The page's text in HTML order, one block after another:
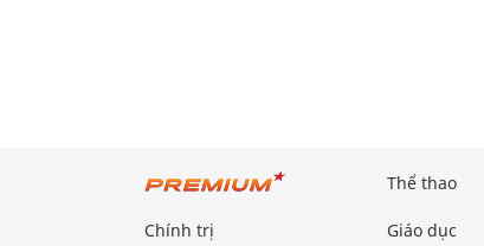
Chính trị
Thể thao
Giáo dục